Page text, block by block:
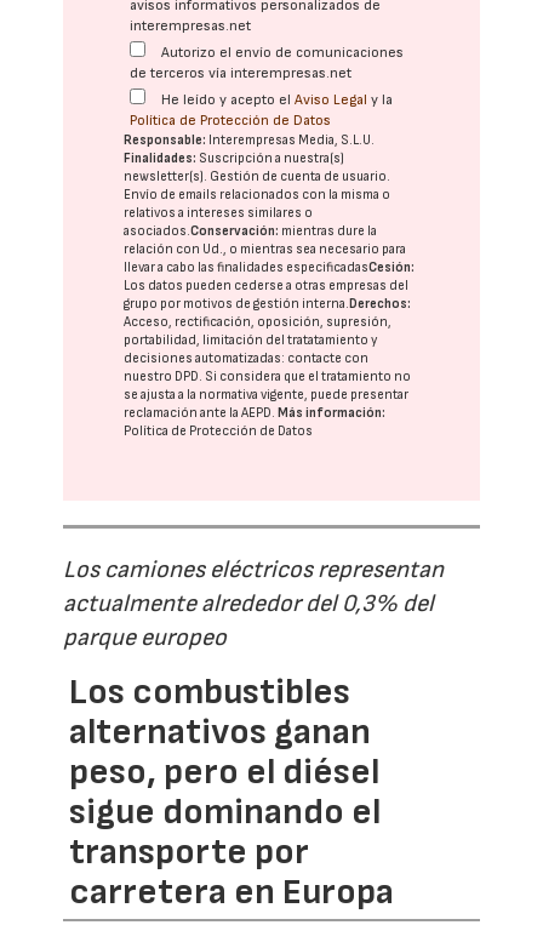
avisos informativos personalizados de
interempresas.net
Autorizo el envío de comunicaciones
de terceros vía interempresas.net
He leído y acepto elAviso Legal y la
Política de Protección de Datos
Responsable: Interempresas Media, S.L.U.
Finalidades: Suscripción a nuestra(s)
newsletter(s). Gestión de cuenta de usuario.
Envío de emails relacionados con la misma o
relativos a intereses similares o
asociados.Conservación: mientras dure la
relación con Ud., o mientras sea necesario para
llevar a cabo las finalidades especificadasCesión:
Los datos pueden cederse a otras empresas del
grupo por motivos de gestión interna.Derechos:
Acceso, rectificación, oposición, supresión,
portabilidad, limitación del tratatamiento y
decisiones automatizadas: contacte con
nuestro DPD . Si considera que el tratamiento no
se ajusta a la normativa vigente, puede presentar
reclamación ante laAEPD .Más información:
Política de Protección de Datos
Los camiones eléctricos representan
actualmente alrededor del 0,3% del
parque europeo
Los combustibles
alternativos ganan
peso, pero el diésel
sigue dominando el
transporte por
carretera en Europa